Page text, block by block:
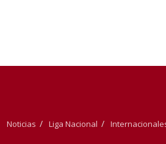
Noticias Liga Nacional